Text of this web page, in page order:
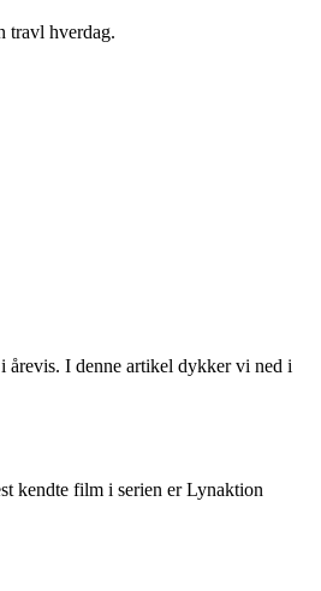
travl hverdag.
årevis. I denne artikel dykker vi ned i
kendte film i serien er Lynaktion